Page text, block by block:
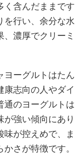
く含んだままです
を行い、余分な水
濃厚でクリーミ
ヨーグルトはたん
康志向の人やダイ
通のヨーグルトは
強い傾向にあり
味が控えめで、ま
さが特徴です。